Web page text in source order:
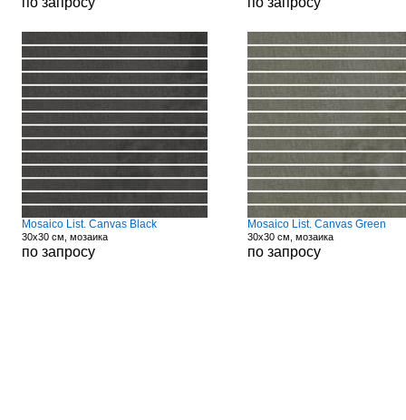
Mosaico List. Canvas Black
30x30 см, мозаика
по запросу
Mosaico List. Canvas Green
30x30 см, мозаика
по запросу